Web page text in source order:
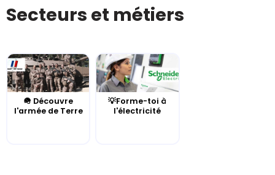
Secteurs et métiers
🪖 Découvre
l'armée de Terre
💡Forme-toi à
l'électricité